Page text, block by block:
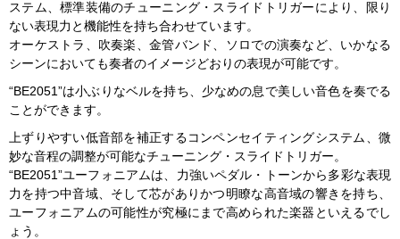
ステム、標準装備のチューニング・スライドトリガーにより、限り
ない表現力と機能性を持ち合わせています。
オーケストラ、吹奏楽、金管バンド、ソロでの演奏など、いかなる
シーンにおいても奏者のイメージどおりの表現が可能です。
“BE2051”は小ぶりなベルを持ち、少なめの息で美しい音色を奏でる
ことができます。
上ずりやすい低音部を補正するコンペンセイティングシステム、微
妙な音程の調整が可能なチューニング・スライドトリガー。
“BE2051”ユーフォニアムは、力強いペダル・トーンから多彩な表現
力を持つ中音域、そして芯がありかつ明瞭な高音域の響きを持ち、
ユーフォニアムの可能性が究極にまで高められた楽器といえるでし
ょう。